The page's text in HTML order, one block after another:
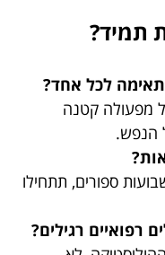
תמיד?
לכל אחד?
מפעולה קטנה
הנפש.
ספורים, תתחילו
רפואיים רגילים?